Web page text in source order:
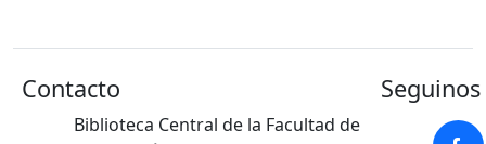
Contacto
Biblioteca Central de la Facultad de